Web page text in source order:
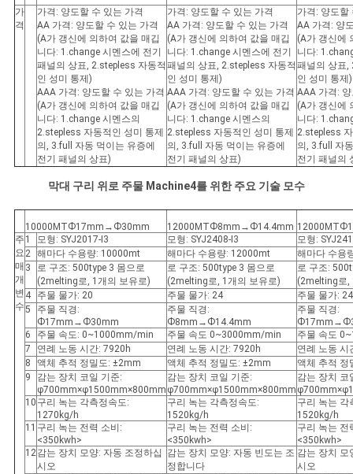
가
격
가격: 양도할 수 있는 가격
AA 가격: 양도할 수 있는 가격
(A가 갱신에 의하여 값을 매깁
니다: 1.change 시멘스에 전기
패널의 상표, 2.stepless 자동적
인 성미 통제)
AAA 가격: 양도할 수 있는 가격
(A가 갱신에 의하여 값을 매깁
니다: 1.change 시멘스의
2.stepless 자동적인 성미 통제
의, 3.full 자동 먹이는 유증에
전기 패널의 상표)
가격: 양도할 수 있는 가격
AA 가격: 양도할 수 있는 가격
(A가 갱신에 의하여 값을 매깁
니다: 1.change 시멘스에 전기
패널의 상표, 2.stepless 자동적
인 성미 통제)
AAA 가격: 양도할 수 있는 가격
(A가 갱신에 의하여 값을 매깁
니다: 1.change 시멘스의
2.stepless 자동적인 성미 통제
의, 3.full 자동 먹이는 유증에
전기 패널의 상표)
가격: 양도할
AA 가격: 양
(A가 갱신에
니다:
패널의 상표,
인 성미 통제)
AAA 가격:
(A가 갱신에
니다:
2.stepless
의, 3.full 자
전기 패널의
막대 구리 위로 주물 Machine4를 위한 주요 기술 모수
10000MTФ17mm→Ф30mm 12000MTФ8mm→Ф14.4mm
주
요
매
개
변
수
1 모형: SYJ2017-I3 모형: SYJ2408-I3
모형:
2 해마다 수용량: 10000mt 해마다 수용량: 12000mt
해마다 수용
3
로 구조: 500type 3 몸으로
(2melting로, 1개의 보유로)
로 구조: 500type 3 몸으로
(2melting로, 1개의 보유로)
로 구조:
(2melting로,
4
주물 물가: 20 주물 물가: 24
주물 물가: 24
5
주물 직경:
Ф17mm→Ф30mm
주물 직경:
Ф8mm→Ф14.4mm
주물 직경:
6
주물 속도: 0~1000mm/min 주물 속도 0~3000mm/min
주물 속도
7
연례 노동 시간: 7920h 연례 노동 시간: 7920h
연례 노동 시
8
액체 추적 정밀도: ±2mm 액체 추적 정밀도: ±2mm
액체 추적 정
9
감는 장치 코일 기준:
φ700mm×φ1500mm×800mm
감는 장치 코일 기준:
φ700mm×φ1500mm×800mm
감는 장치 코
10 구리 녹는 각측정속도:
1270kg/h
구리 녹는 각측정속도:
1520kg/h
구리 녹는 각
1520kg/h
11 구리 녹는 전력 소비:
<350kwh>
구리 녹는 전력 소비:
<350kwh>
구리 녹는 전
<350kwh>
12감는 장치 모양: 자동 조정하십
시오
감는 장치 모양: 자동 빈도는 조
정합니다
감는 장치 모
시오